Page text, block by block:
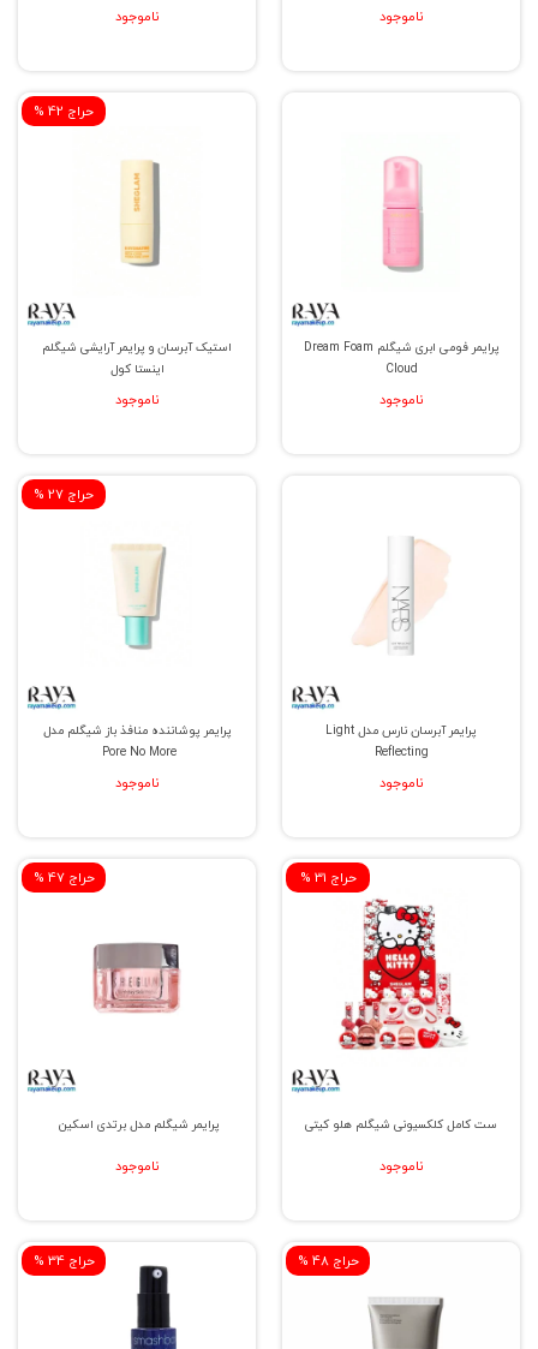
ناموجود ناموجود
پرایمر فومی ابری شیگلم Dream Foam
Cloud
ناموجود
% حراج 42
استیک آبرسان و پرایمر آرایشی شیگلم
اینستا کول
ناموجود
پرایمر آبرسان نارس مدل Light
Reflecting
ناموجود
% حراج 27
پرایمر پوشاننده منافذ باز شیگلم مدل
Pore No More
ناموجود
% حراج 31
ست کامل کلکسیونی شیگلم هلو کیتی
ناموجود
% حراج 47
پرایمر شیگلم مدل برتدی اسکین
ناموجود
% حراج 48 % حراج 34